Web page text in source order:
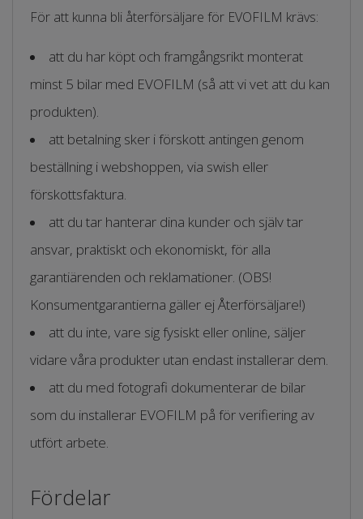
För att kunna bli återförsäljare för EVOFILM krävs:
att du har köpt och framgångsrikt monterat
minst 5 bilar med EVOFILM (så att vi vet att du kan
produkten).
att betalning sker i förskott antingen genom
beställning i webshoppen, via swish eller
förskottsfaktura.
att du tar hanterar dina kunder och själv tar
ansvar, praktiskt och ekonomiskt, för alla
garantiärenden och reklamationer. (OBS!
Konsumentgarantierna gäller ej Återförsäljare!)
att du inte, vare sig fysiskt eller online, säljer
vidare våra produkter utan endast installerar dem.
att du med fotografi dokumenterar de bilar
som du installerar EVOFILM på för verifiering av
utfört arbete.
Fördelar